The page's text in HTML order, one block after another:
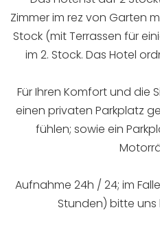
Zimmer im rez von Garten
Stock (mit Terrassen für
im 2. Stock. Das Hotel
Für Ihren Komfort und die
einen privaten Parkplatz
fühlen; sowie ein
Aufnahme 24h / 24; im
Stunden) bitte